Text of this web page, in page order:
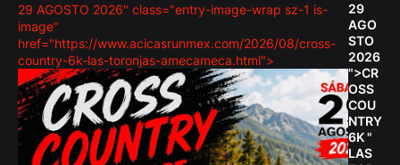
29 AGOSTO 2026" class="entry-image-wrap sz-1 is-
image"
href="https://www.acicasrunmex.com/2026/08/cross-
country-6k-las-toronjas-amecameca.html">
29
AGO
STO
2026
">CR
OSS
COU
NTRY
6K "
LAS